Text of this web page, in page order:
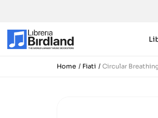
Home Fiati Circular